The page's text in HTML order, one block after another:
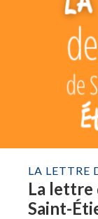
LA LETTRE
La lettre
Saint-